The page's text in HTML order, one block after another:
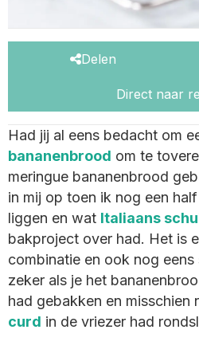
Delen
Direct naar
Had jij al eens bedacht om
bananenbrood om te
meringue bananenbrood
in mij op toen ik nog een
liggen en wat Italiaans
bakproject over had. Het is
combinatie en ook nog eens
zeker als je het
had gebakken en misschien
curd in de vriezer had